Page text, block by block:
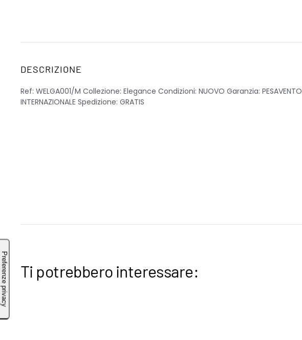
DESCRIZIONE
Ref: WELGA001/M Collezione: Elegance Condizioni: NUOVO Garanzia: PESAVENTO
INTERNAZIONALE Spedizione: GRATIS
Ti potrebbero interessare: